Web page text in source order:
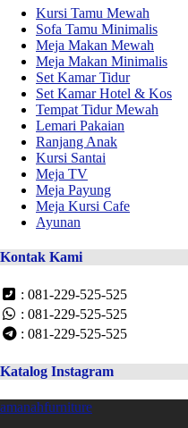
Kursi Tamu Mewah
Sofa Tamu Minimalis
Meja Makan Mewah
Meja Makan Minimalis
Set Kamar Tidur
Set Kamar Hotel & Kos
Tempat Tidur Mewah
Lemari Pakaian
Ranjang Anak
Kursi Santai
Meja TV
Meja Payung
Meja Kursi Cafe
Ayunan
Kontak Kami
: 081-229-525-525
: 081-229-525-525
: 081-229-525-525
Katalog Instagram
amanahfurniture